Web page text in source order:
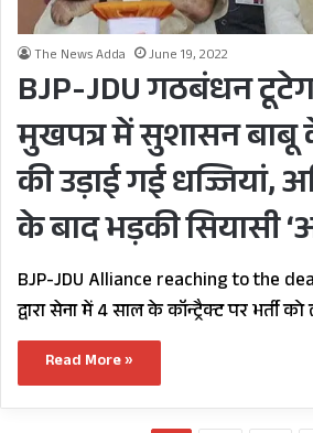
The News Adda June 19, 2022
BJP-JDU गठबंधन
मुखपत्र में सुशासन
की उड़ाई गई धज्जियां,
के बाद भड़की सियासी
BJP-JDU Alliance reaching to the
द्वारा सेना में 4 साल के कॉन्ट्रैक्ट पर भर्ती
Read More »